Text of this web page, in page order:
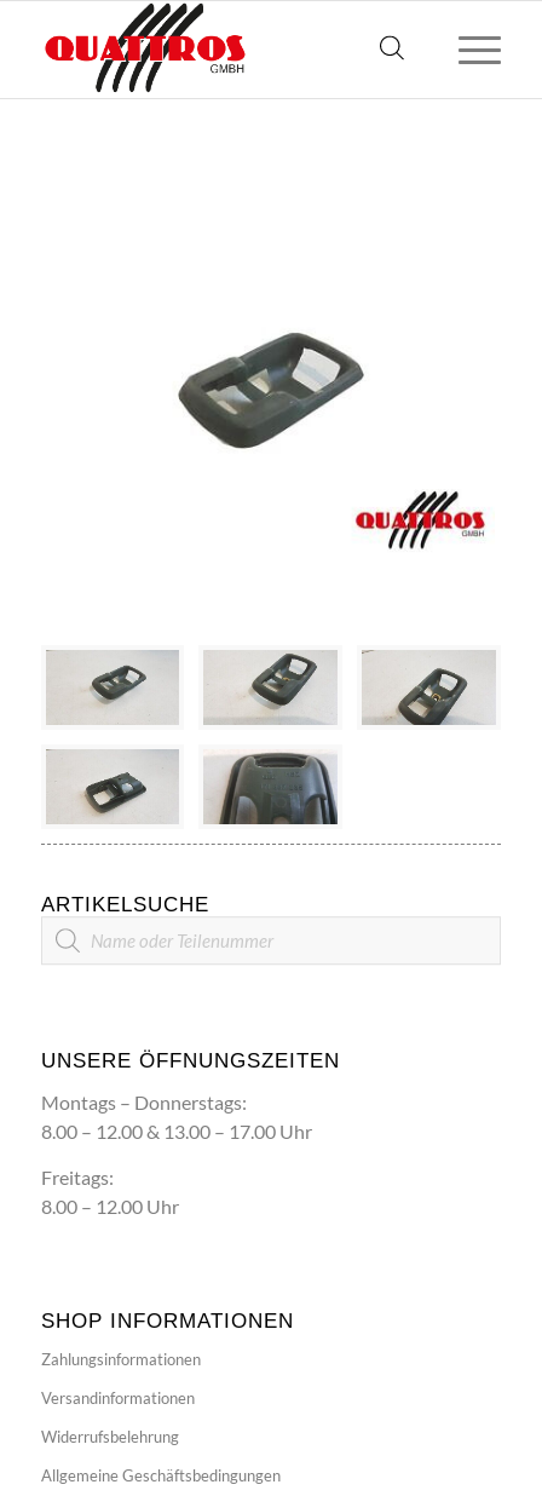
ARTIKELSUCHE
Artikelsuche
UNSERE ÖFFNUNGSZEITEN
Montags – Donnerstags:
8.00 – 12.00 & 13.00 – 17.00 Uhr
Freitags:
8.00 – 12.00 Uhr
SHOP INFORMATIONEN
Zahlungsinformationen
Versandinformationen
Widerrufsbelehrung
Allgemeine Geschäftsbedingungen